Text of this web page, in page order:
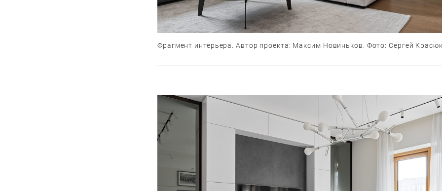
Фрагмент интерьера. Автор проекта: Максим Новиньков. Фото: Сергей